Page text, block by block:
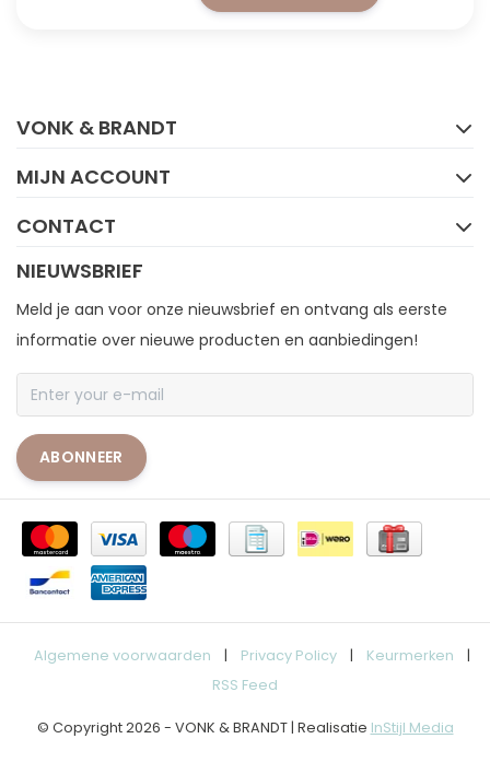
VONK & BRANDT
MIJN ACCOUNT
CONTACT
NIEUWSBRIEF
Meld je aan voor onze nieuwsbrief en ontvang als eerste
informatie over nieuwe producten en aanbiedingen!
ABONNEER
Algemene voorwaarden | Privacy Policy | Keurmerken
|
RSS Feed
© Copyright 2026 - VONK & BRANDT | Realisatie InStijl Media